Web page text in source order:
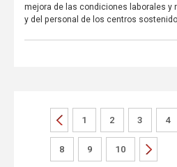
mejora de las condiciones laborales y
y del personal de los centros
1 2 3 4
8 9 10